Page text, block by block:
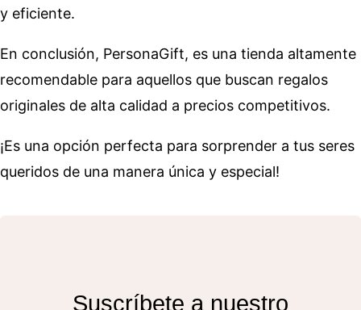
y eficiente.
En conclusión, PersonaGift, es una tienda altamente
recomendable para aquellos que buscan regalos
originales de alta calidad a precios competitivos.
¡Es una opción perfecta para sorprender a tus seres
queridos de una manera única y especial!
Suscríbete a nuestro